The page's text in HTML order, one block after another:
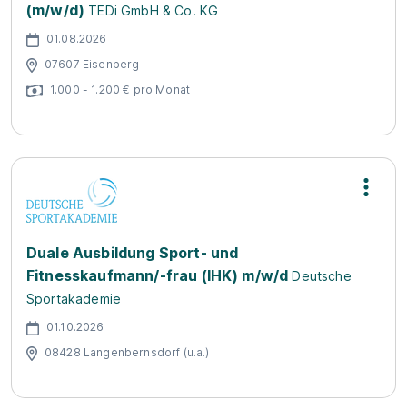
(m/w/d) TEDi GmbH & Co. KG
01.08.2026
07607 Eisenberg
1.000 - 1.200 € pro Monat
Duale Ausbildung Sport- und
Fitnesskaufmann/-frau (IHK) m/w/d Deutsche
Sportakademie
01.10.2026
08428 Langenbernsdorf (u.a.)